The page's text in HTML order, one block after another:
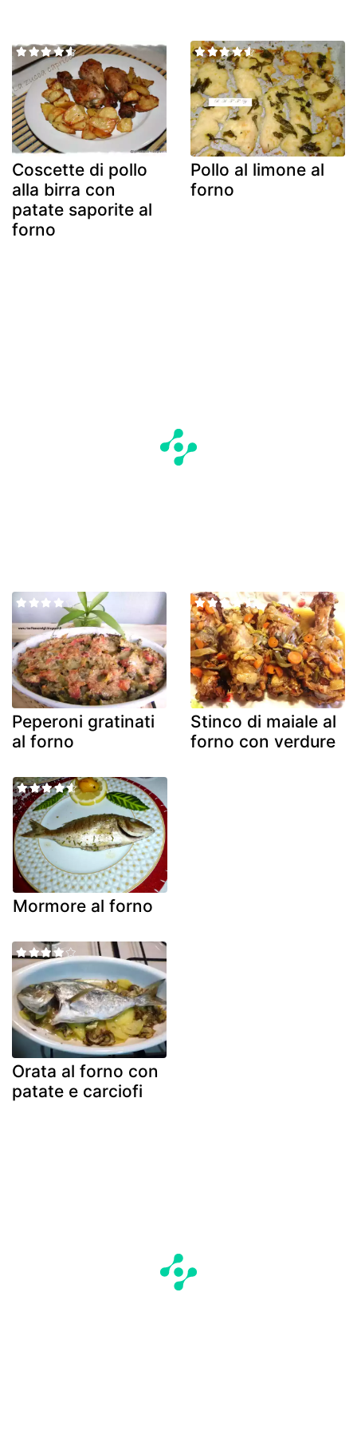
Coscette di pollo
alla birra con
patate saporite al
forno
Pollo al limone al
forno
Peperoni gratinati
al forno
Stinco di maiale al
forno con verdure
Mormore al forno
Orata al forno con
patate e carciofi